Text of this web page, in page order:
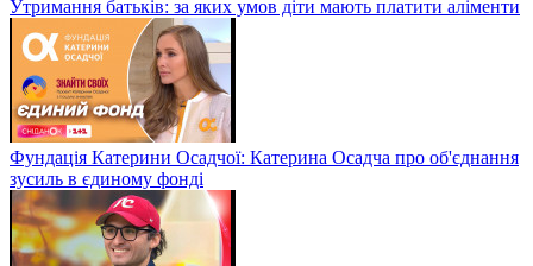
Утримання батьків: за яких умов діти мають платити аліменти
Фундація Катерини Осадчої: Катерина Осадча про об'єднання
зусиль в єдиному фонді